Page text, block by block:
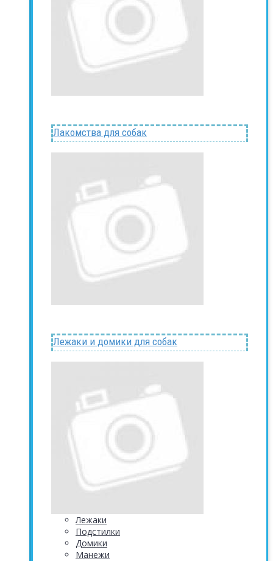
Лакомства для собак
Лежаки и домики для собак
Лежаки
Подстилки
Домики
Манежи